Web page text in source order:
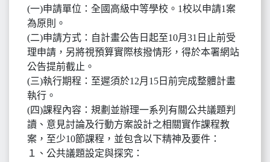
(一)申請單位：全國高級中等學校。1校以申請1案
為原則。
(二)申請方式：自計畫公告日起至10月31日止前受
理申請，另將視預算實際核撥情形，得於本署網站
公告提前截止。
(三)執行期程：至遲須於12月15日前完成整體計畫
執行。
(四)課程內容：規劃並辦理一系列有關公共議題判
讀、意見討論及行動方案設計之相關實作課程教
案，至少10節課程，並包含以下精神及要件：
１、公共議題設定與探究：